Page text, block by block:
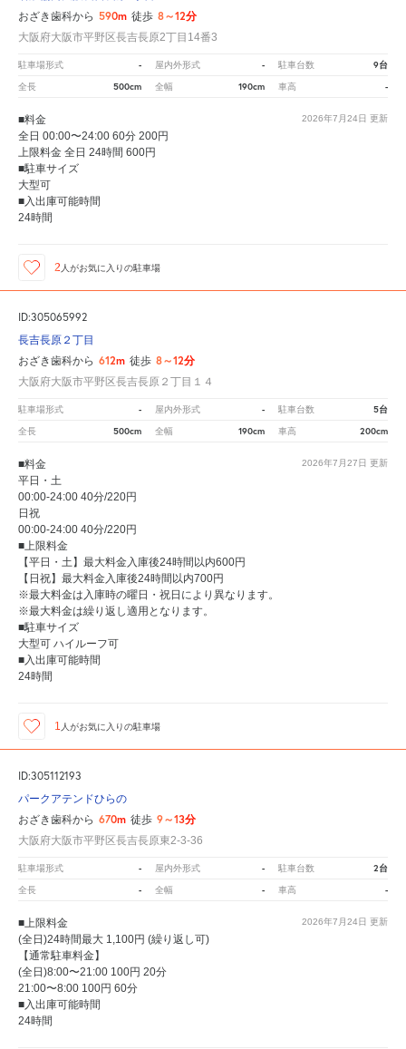
おざき歯科から 590m 徒歩 8～12分
大阪府大阪市平野区長吉長原2丁目14番3
駐車場形式 - 屋内外形式 - 駐車台数 9台
全長 500cm 全幅 190cm 車高 -
2026年7月24日 更新
■料金
全日 00:00〜24:00 60分 200円
上限料金 全日 24時間 600円
■駐車サイズ
大型可
■入出庫可能時間
24時間
2 人がお気に入りの駐車場
ID:305065992
長吉長原２丁目
おざき歯科から 612m 徒歩 8～12分
大阪府大阪市平野区長吉長原２丁目１４
駐車場形式 - 屋内外形式 - 駐車台数 5台
全長 500cm 全幅 190cm 車高 200cm
2026年7月27日 更新
■料金
平日・土
00:00-24:00 40分/220円
日祝
00:00-24:00 40分/220円
■上限料金
【平日・土】最大料金入庫後24時間以内600円
【日祝】最大料金入庫後24時間以内700円
※最大料金は入庫時の曜日・祝日により異なります。
※最大料金は繰り返し適用となります。
■駐車サイズ
大型可 ハイルーフ可
■入出庫可能時間
24時間
1 人がお気に入りの駐車場
ID:305112193
パークアテンドひらの
おざき歯科から 670m 徒歩 9～13分
大阪府大阪市平野区長吉長原東2-3-36
駐車場形式 - 屋内外形式 - 駐車台数 2台
全長 - 全幅 - 車高 -
2026年7月24日 更新
■上限料金
(全日)24時間最大 1,100円 (繰り返し可)
【通常駐車料金】
(全日)8:00〜21:00 100円 20分
21:00〜8:00 100円 60分
■入出庫可能時間
24時間